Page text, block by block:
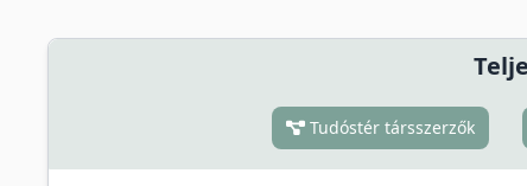
Tudóstér társszerzők